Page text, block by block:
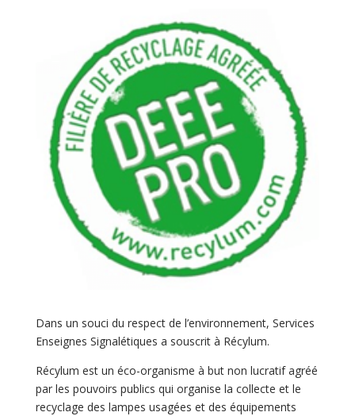
Dans un souci du respect de l’environnement, Services
Enseignes Signalétiques a souscrit à Récylum.
Récylum est un éco-organisme à but non lucratif agréé
par les pouvoirs publics qui organise la collecte et le
recyclage des lampes usagées et des équipements